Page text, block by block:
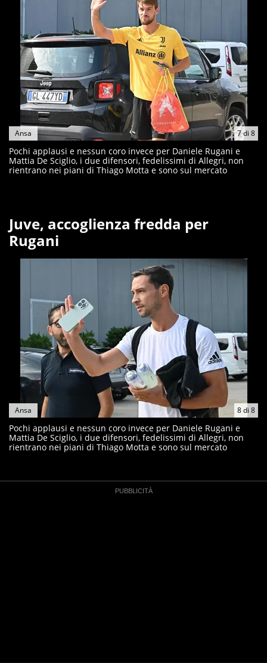
7di 8
Ansa
Pochi applausi e nessun coro invece per Daniele Rugani e
Mattia De Sciglio, i due difensori, fedelissimi di Allegri, non
rientrano nei piani di Thiago Motta e sono sul mercato
Juve, accoglienza fredda per
Rugani
8di 8
Ansa
Pochi applausi e nessun coro invece per Daniele Rugani e
Mattia De Sciglio, i due difensori, fedelissimi di Allegri, non
rientrano nei piani di Thiago Motta e sono sul mercato